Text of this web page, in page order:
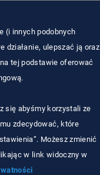
kontekst
pliki PDF
i video).
(np.
kontenerom
(i innych podobnych
działanie, ulepszać ją oraz
tej podstawie oferować
się abyśmy korzystali ze
zdecydować, które
Możesz zmienić
w link widoczny w